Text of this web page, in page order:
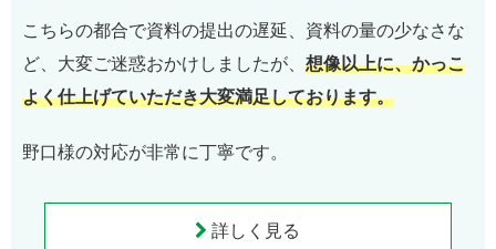
こちらの都合で資料の提出の遅延、資料の量の少なさな
ど、大変ご迷惑おかけしましたが、 想像以上に、かっこ
よく仕上げていただき大変満足しております。
野口様の対応が非常に丁寧です。
詳しく見る